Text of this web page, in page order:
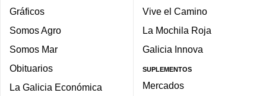
Gráficos
Somos Agro
Somos Mar
Obituarios
La Galicia Económica
Vive el Camino
La Mochila Roja
Galicia Innova
SUPLEMENTOS
Mercados